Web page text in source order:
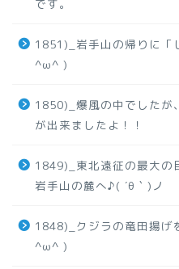
です。
1851)_岩手山の帰りに「
^ω^ )
1850)_爆風の中でしたが
が出来ましたよ！！
1849)_東北遠征の最大の
岩手山の麓へ♪( ´θ｀)ノ
1848)_クジラの竜田揚げ
^ω^ )